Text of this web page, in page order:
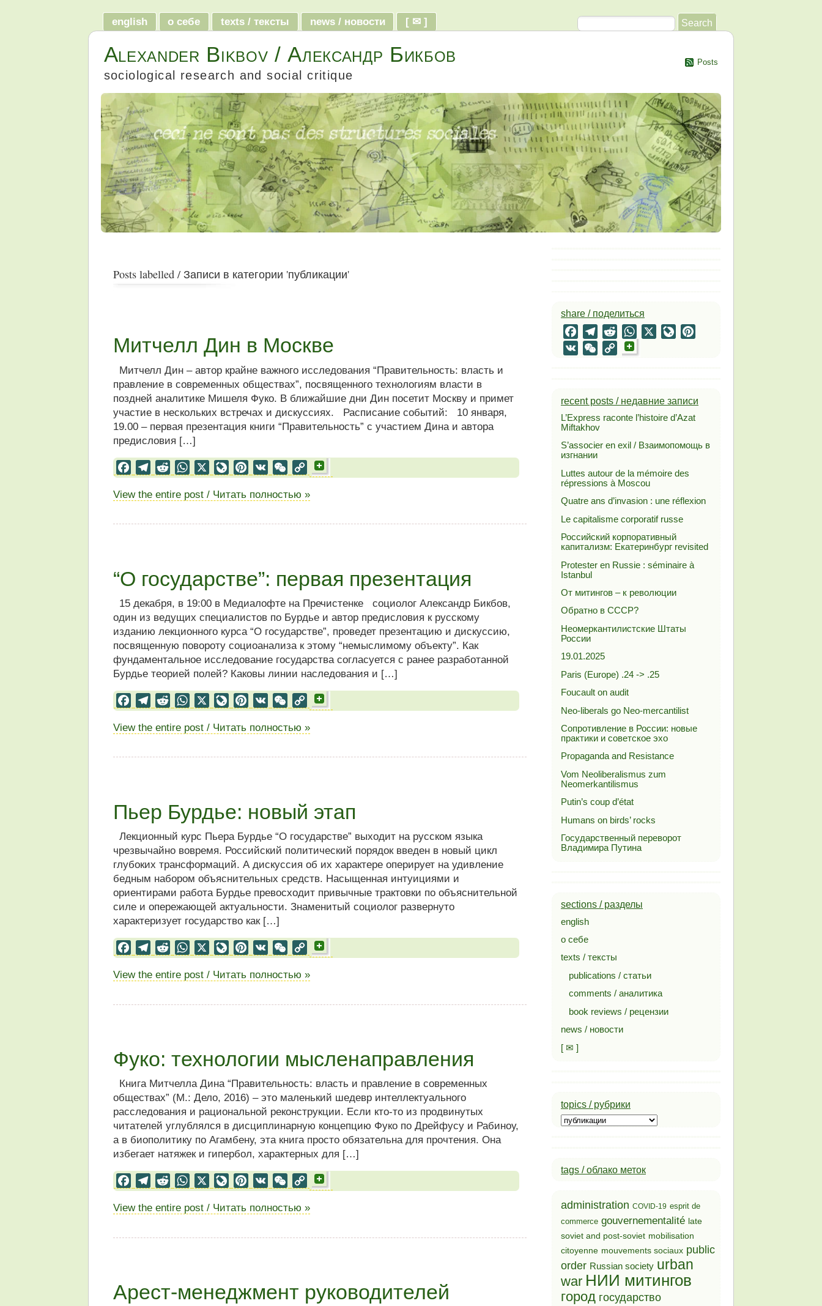
english о себе texts / тексты news / новости [ ✉ ]
Alexander Bikbov / Александр Бикбов
sociological research and social critique
Posts
Posts labelled / Записи в категории 'публикации'
Митчелл Дин в Москве
Митчелл Дин – автор крайне важного исследования “Правительность: власть и
правление в современных обществах”, посвященного технологиям власти в
поздней аналитике Мишеля Фуко. В ближайшие дни Дин посетит Москву и примет
участие в нескольких встречах и дискуссиях. Расписание событий: 10 января,
19.00 – первая презентация книги “Правительность” с участием Дина и автора
предисловия […]
FacebookTelegramRedditWhatsApp LiveJournal
Pinterest
VK WeChat
Copy
View the entire post / Читать полностью »
“О государстве”: первая презентация
15 декабря, в 19:00 в Медиалофте на Пречистенке социолог Александр Бикбов,
один из ведущих специалистов по Бурдье и автор предисловия к русскому
изданию лекционного курса “О государстве”, проведет презентацию и дискуссию,
посвященную повороту социоанализа к этому “немыслимому объекту”. Как
фундаментальное исследование государства согласуется с ранее разработанной
Бурдье теорией полей? Каковы линии наследования и […]
FacebookTelegramRedditWhatsApp LiveJournal
Pinterest
VK WeChat
Copy
View the entire post / Читать полностью »
Пьер Бурдье: новый этап
Лекционный курс Пьера Бурдье “О государстве” выходит на русском языка
чрезвычайно вовремя. Российский политический порядок введен в новый цикл
глубоких трансформаций. А дискуссия об их характере оперирует на удивление
бедным набором объяснительных средств. Насыщенная интуициями и
ориентирами работа Бурдье превосходит привычные трактовки по объяснительной
силе и опережающей актуальности. Знаменитый социолог развернуто
характеризует государство как […]
FacebookTelegramRedditWhatsApp LiveJournal
Pinterest
VK WeChat
Copy
View the entire post / Читать полностью »
Фуко: технологии мысленаправления
Книга Митчелла Дина “Правительность: власть и правление в современных
обществах” (М.: Дело, 2016) – это маленький шедевр интеллектуального
расследования и рациональной реконструкции. Если кто-то из продвинутых
читателей углублялся в дисциплинарную концепцию Фуко по Дрейфусу и Рабиноу,
а в биополитику по Агамбену, эта книга просто обязательна для прочтения. Она
избегает натяжек и гипербол, характерных для […]
FacebookTelegramRedditWhatsApp LiveJournal
Pinterest
VK WeChat
Copy
View the entire post / Читать полностью »
Арест-менеджмент руководителей
share / поделиться
FacebookTelegramRedditWhatsApp LiveJournal
VK
WeChat
Copy
recent posts / недавние записи
L’Express raconte l’histoire d’Azat
Miftakhov
S’associer en exil / Взаимопомощь в
изгнании
Luttes autour de la mémoire des
répressions à Moscou
Quatre ans d’invasion : une réflexion
Le capitalisme corporatif russe
Российский корпоративный
капитализм: Екатеринбург revisited
Protester en Russie : séminaire à
Istanbul
От митингов – к революции
Обратно в СССР?
Неомеркантилистские Штаты
России
19.01.2025
Paris (Europe) .24 -> .25
Foucault on audit
Neo-liberals go Neo-mercantilist
Сопротивление в России: новые
практики и советское эхо
Propaganda and Resistance
Vom Neoliberalismus zum
Neomerkantilismus
Putin’s coup d’état
Humans on birds’ rocks
Государственный переворот
Владимира Путина
sections / разделы
english
о себе
texts / тексты
publications / статьи
comments / аналитика
book reviews / рецензии
news / новости
[ ✉ ]
topics / рубрики
topics
/
tags / облако меток
administration COVID-19 esprit de
commerce gouvernementalité late
soviet and post-soviet mobilisation
citoyenne mouvements sociaux public
order Russian society urban
war НИИ митингов
город государство